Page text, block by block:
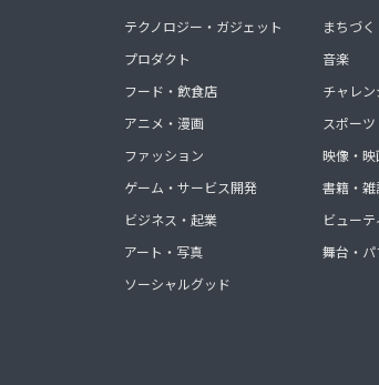
テクノロジー・ガジェット
プロダクト
フード・飲食店
アニメ・漫画
ファッション
ゲーム・サービス開発
ビジネス・起業
アート・写真
ソーシャルグッド
まちづ
音楽
チャレン
スポーツ
映像・映
書籍・
ビュー
舞台・パ